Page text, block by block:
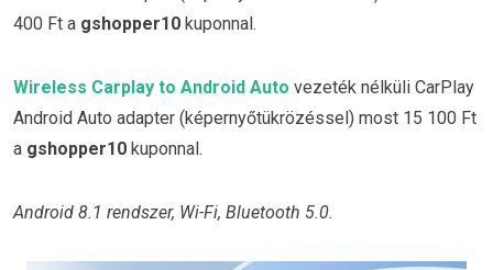
400 Ft a gshopper10 kuponnal.
Wireless Carplay to Android Auto vezeték nélküli CarPlay
Android Auto adapter (képernyőtükrözéssel) most 15 100 Ft
a gshopper10 kuponnal.
Android 8.1 rendszer, Wi-Fi, Bluetooth 5.0.